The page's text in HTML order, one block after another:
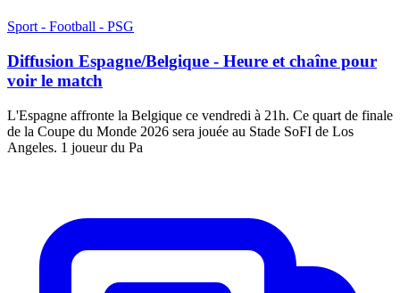
Sport - Football - PSG
Diffusion Espagne/Belgique - Heure et chaîne pour
voir le match
L'Espagne affronte la Belgique ce vendredi à 21h. Ce quart de finale
de la Coupe du Monde 2026 sera jouée au Stade SoFI de Los
Angeles. 1 joueur du Pa